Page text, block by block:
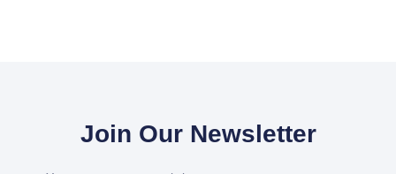
Join Our Newsletter